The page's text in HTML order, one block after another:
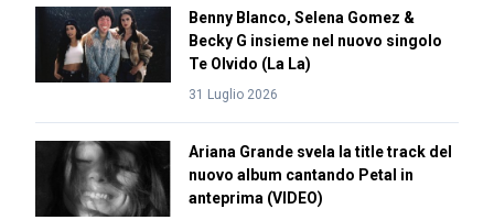
Benny Blanco, Selena Gomez &
Becky G insieme nel nuovo singolo
Te Olvido (La La)
31 Luglio 2026
Ariana Grande svela la title track del
nuovo album cantando Petal in
anteprima (VIDEO)